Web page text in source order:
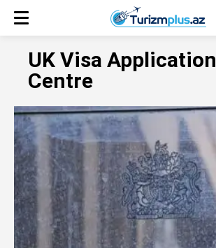
UK Visa Application
Centre